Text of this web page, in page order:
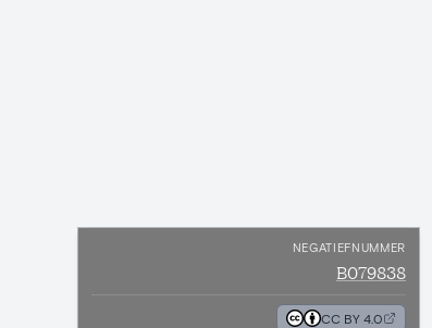
NEGATIEFNUMMER
B079838
CC BY 4.0